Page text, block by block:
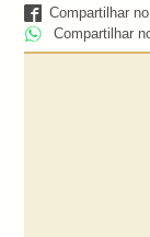
Compartilhar
Compartilhar